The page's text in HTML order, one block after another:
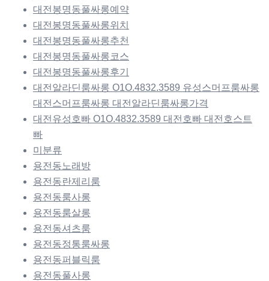
대전봉명동풀싸롱예약
대전봉명동풀싸롱위치
대전봉명동풀싸롱추천
대전봉명동풀싸롱코스
대전봉명동풀싸롱후기
대전알라딘룸싸롱 O1O.4832.3589 유성스머프룸싸롱
대전스머프룸싸롱 대전알라딘룸싸롱가격
대전유성호빠 O1O.4832.3589 대전호빠 대전호스트
빠
미분류
용전동노래방
용전동란제리룸
용전동룸사롱
용전동룸살롱
용전동셔츠룸
용전동정통룸싸롱
용전동퍼블릭룸
용전동풀사롱